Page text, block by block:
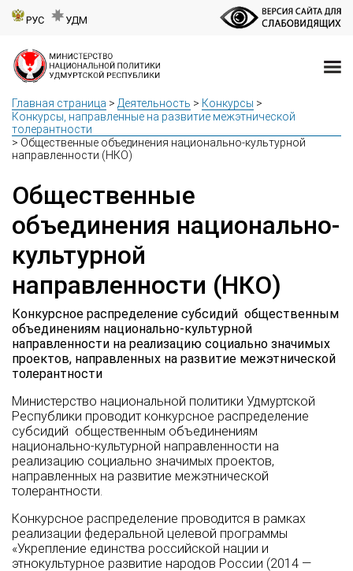
РУС УДМ
Главная страница > Деятельность > Конкурсы >
Конкурсы, направленные на развитие межэтнической
толерантности
> Общественные объединения национально-культурной
направленности (НКО)
Общественные
объединения национально-
культурной
направленности (НКО)
Конкурсное распределение субсидий общественным
объединениям национально-культурной
направленности на реализацию социально значимых
проектов, направленных на развитие межэтнической
толерантности
Министерство национальной политики Удмуртской
Республики проводит конкурсное распределение
субсидий общественным объединениям
национально-культурной направленности на
реализацию социально значимых проектов,
направленных на развитие межэтнической
толерантности.
Конкурсное распределение проводится в рамках
реализации федеральной целевой программы
«Укрепление единства российской нации и
этнокультурное развитие народов России (2014 —